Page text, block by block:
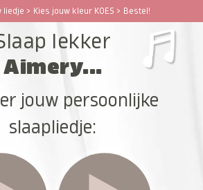
> Kies jouw kleur KOES > Bestel!
lekker
Aimery...
jouw persoonlijke
slaapliedje: